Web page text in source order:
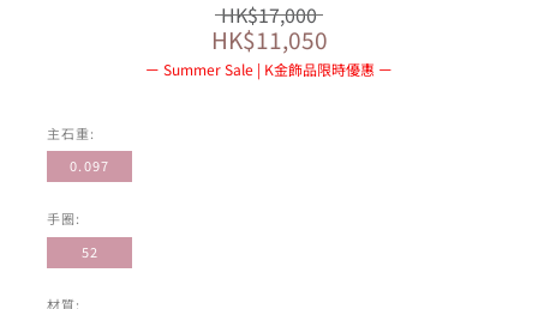
HK$17,000
HK$11,050
Summer Sale | K金飾品限時優惠
主石重:
0.097
手圈:
52
材質: